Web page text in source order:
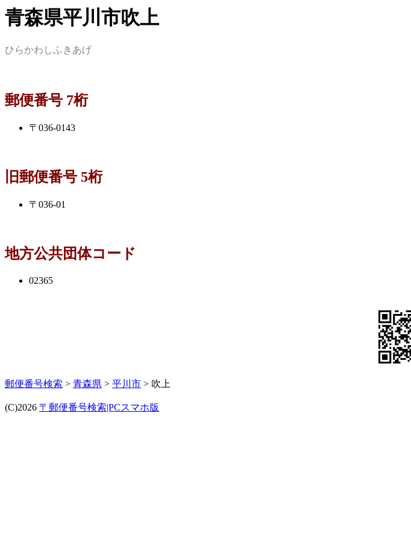
青森県平川市吹上
ひらかわしふきあげ
郵便番号 7桁
〒036-0143
旧郵便番号 5桁
〒036-01
地方公共団体コード
02365
郵便番号検索 > 青森県 > 平川市 > 吹上
(C)2026 〒郵便番号検索|PCスマホ版